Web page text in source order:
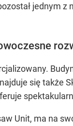
jednym
się także
Unit, ma na